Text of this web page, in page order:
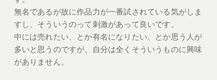
無名であるが故に作品力が一番試されている気がしま
すし、そういうのって刺激があって良いです。
中には売れたい、とか有名になりたい、とか思う人が
多いと思うのですが、自分は全くそういうものに興味
がありません。